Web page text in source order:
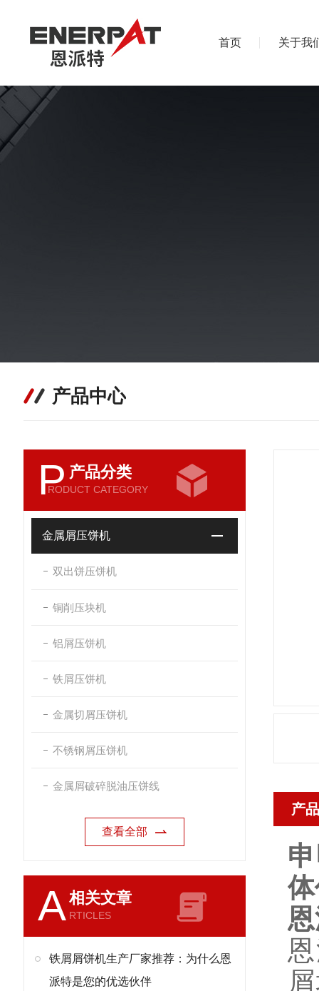
首页 关于我
产品中心
P 产品分类
RODUCT CATEGORY
金属屑压饼机
双出饼压饼机
铜削压块机
铝屑压饼机
铁屑压饼机
金属切屑压饼机
不锈钢屑压饼机
金属屑破碎脱油压饼线
查看全部
A相关文章
RTICLES
铁屑屑饼机生产厂家推荐：为什么恩
派特是您的优选伙伴
产